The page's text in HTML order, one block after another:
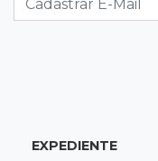
18:28Concurso
EXPEDIENTE